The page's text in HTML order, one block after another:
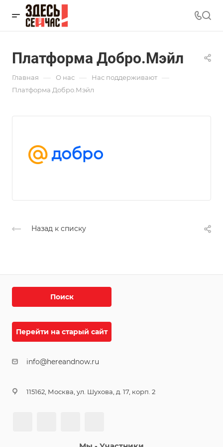
Платформа Добро.Мэйл
Главная — О нас — Нас поддерживают —
Платформа Добро.Мэйл
Назад к списку
Поиск
Перейти на старый сайт
info@hereandnow.ru
115162, Москва, ул. Шухова, д. 17, корп. 2